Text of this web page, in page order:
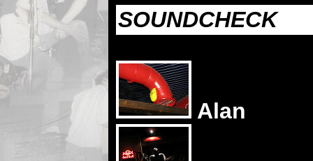
SOUNDCHECK
Alan